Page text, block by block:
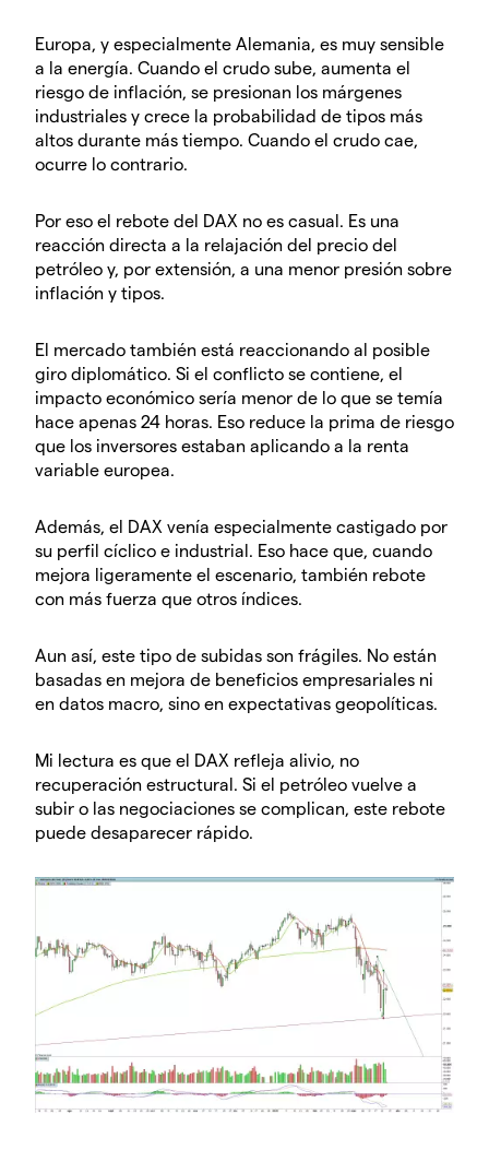
Europa, y especialmente Alemania, es muy sensible
a la energía. Cuando el crudo sube, aumenta el
riesgo de inflación, se presionan los márgenes
industriales y crece la probabilidad de tipos más
altos durante más tiempo. Cuando el crudo cae,
ocurre lo contrario.
Por eso el rebote del DAX no es casual. Es una
reacción directa a la relajación del precio del
petróleo y, por extensión, a una menor presión sobre
inflación y tipos.
El mercado también está reaccionando al posible
giro diplomático. Si el conflicto se contiene, el
impacto económico sería menor de lo que se temía
hace apenas 24 horas. Eso reduce la prima de riesgo
que los inversores estaban aplicando a la renta
variable europea.
Además, el DAX venía especialmente castigado por
su perfil cíclico e industrial. Eso hace que, cuando
mejora ligeramente el escenario, también rebote
con más fuerza que otros índices.
Aun así, este tipo de subidas son frágiles. No están
basadas en mejora de beneficios empresariales ni
en datos macro, sino en expectativas geopolíticas.
Mi lectura es que el DAX refleja alivio, no
recuperación estructural. Si el petróleo vuelve a
subir o las negociaciones se complican, este rebote
puede desaparecer rápido.